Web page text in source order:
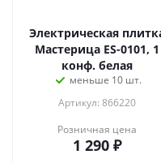
Электрическая
Мастерица ES-0101, 1
конф. белая
меньше 10 шт.
Артикул: 866220
Розничная цена
1 290 ₽